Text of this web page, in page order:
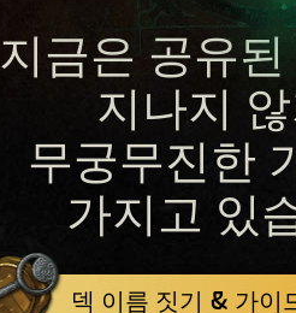
지금은 공유된
지나지
무궁무진한
가지고 있
덱 이름 짓기 & 가이